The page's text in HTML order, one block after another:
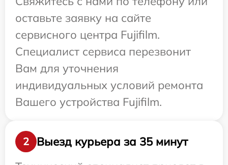
оставьте заявку на сайте
сервисного центра Fujifilm.
Специалист сервиса перезвонит
Вам для уточнения
индивидуальных условий ремонта
Вашего устройства Fujifilm.
2
Выезд курьера за 35 минут